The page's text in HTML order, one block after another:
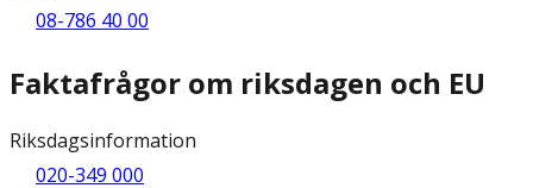
08-786 40 00
Faktafrågor om riksdagen och EU
Riksdagsinformation
020-349 000